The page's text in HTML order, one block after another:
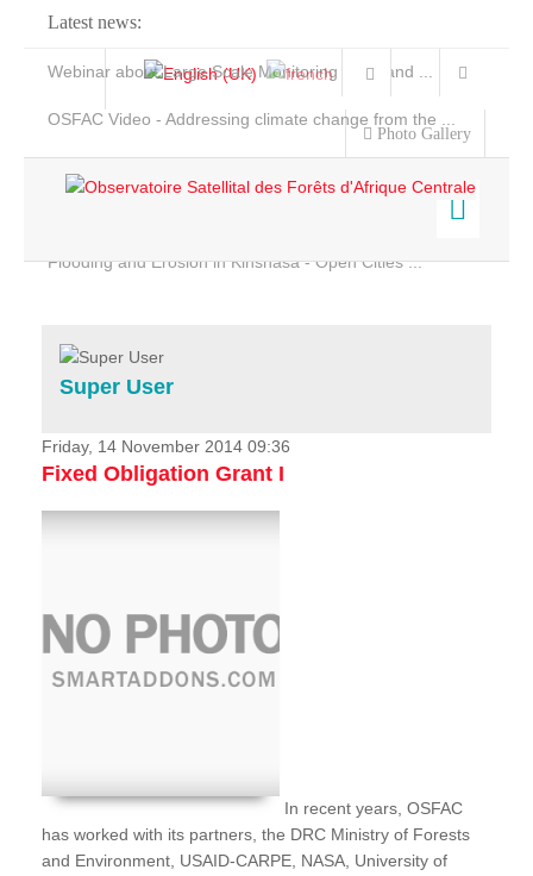
Latest news:
Webinar about Large Scale Monitoring and Land ...
OSFAC Video - Addressing climate change from the ...
Flooding and Erosion in Kinshasa - Open Cities ...
Photo Gallery
Home
Services
Projects
News & Stories
Super User
Friday, 14 November 2014 09:36
Fixed Obligation Grant I
In recent years, OSFAC
has worked with its partners, the DRC Ministry of Forests
and Environment, USAID-CARPE, NASA, University of